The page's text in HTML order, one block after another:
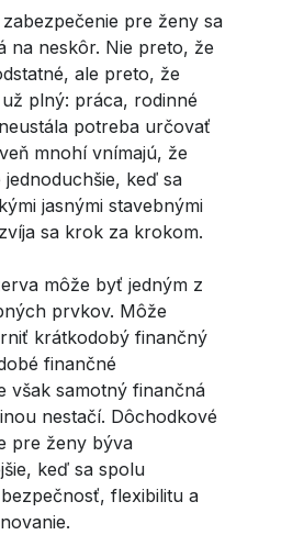
pre ženy | Jasnosť,
mysle o
Bank
pre ženy
Project
(FFE)
ako zamestnávateľ
žiadosti
pre ženy | Jasnosť,
mysle o
Bank
pre ženy
Project
& Financie
(FFE)
ako zamestnávateľ
žiadosti
pre ženy sa
na neskôr. Nie preto, že
ale preto, že
plný: práca, rodinné
potreba určovať
mnohí vnímajú, že
jednoduchšie, keď sa
jasnými stavebnými
sa krok za krokom.
môže byť jedným z
prvkov. Môže
krátkodobý finančný
finančné
však samotný finančná
nestačí. Dôchodkové
pre ženy býva
keď sa spolu
flexibilitu a